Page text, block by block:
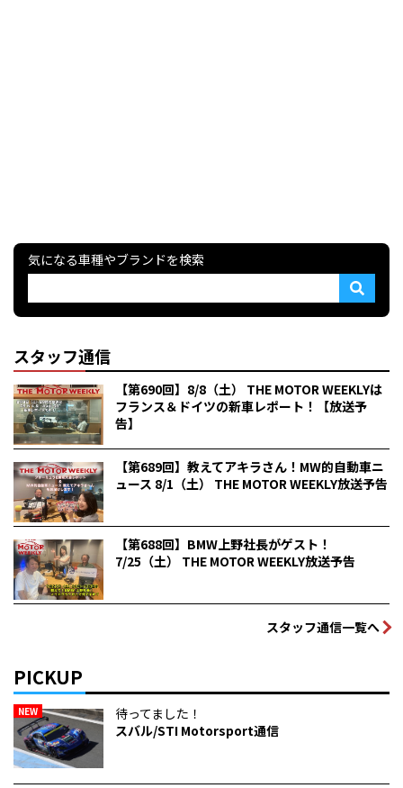
気になる車種やブランドを検索
スタッフ通信
【第690回】8/8（土） THE MOTOR WEEKLYは
フランス＆ドイツの新車レポート！【放送予
告】
【第689回】教えてアキラさん！MW的自動車ニ
ュース 8/1（土） THE MOTOR WEEKLY放送予告
【第688回】BMW上野社長がゲスト！
7/25（土） THE MOTOR WEEKLY放送予告
スタッフ通信一覧へ
PICKUP
NEW
待ってました！
スバル/STI Motorsport通信